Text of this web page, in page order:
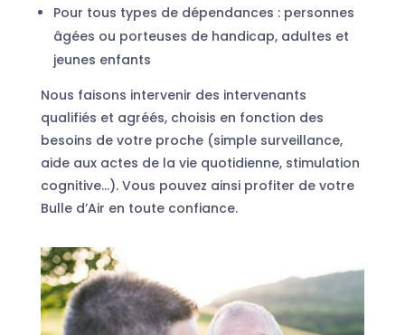
Pour tous types de dépendances : personnes
âgées ou porteuses de handicap, adultes et
jeunes enfants
Nous faisons intervenir des intervenants
qualifiés et agréés, choisis en fonction des
besoins de votre proche (simple surveillance,
aide aux actes de la vie quotidienne, stimulation
cognitive…). Vous pouvez ainsi profiter de votre
Bulle d’Air en toute confiance.